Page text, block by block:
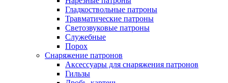
Гладкоствольные патроны
Травматические патроны
Светозвуковые патроны
Служебные
Порох
Снаряжение патронов
Аксессуары для снаряжения патронов
Гильзы